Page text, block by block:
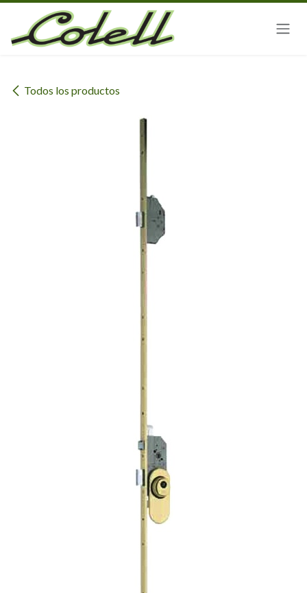
Ir al contenido
Todos los productos